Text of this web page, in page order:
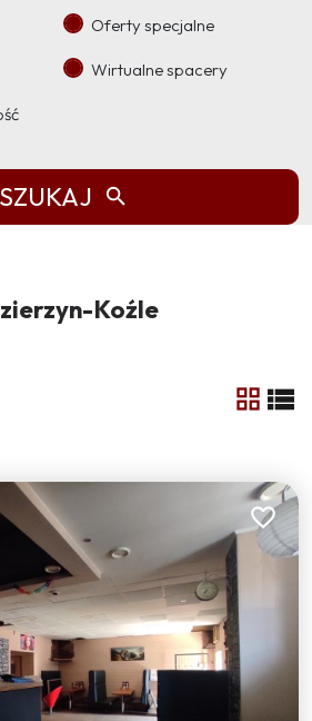
Oferty specjalne
Wirtualne spacery
SZUKAJ
Koźle
tabela
Dodaj